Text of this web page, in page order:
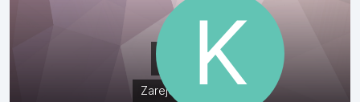
Zarejestrowani